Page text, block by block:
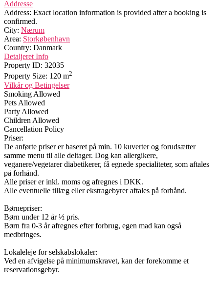
Addresse
Address: Exact location information is provided after a booking is
confirmed.
City: Nærum
Area: Storkøbenhavn
Country: Danmark
Detaljeret Info
Property ID: 32035
Property Size: 120 m2
Vilkår og Betingelser
Smoking Allowed
Pets Allowed
Party Allowed
Children Allowed
Cancellation Policy
Priser:
De anførte priser er baseret på min. 10 kuverter og forudsætter
samme menu til alle deltager. Dog kan allergikere,
veganere/vegetarer diabetikerer, få egnede specialiteter, som aftales
på forhånd.
Alle priser er inkl. moms og afregnes i DKK.
Alle eventuelle tillæg eller ekstragebyrer aftales på forhånd.
Børnepriser:
Børn under 12 år ½ pris.
Børn fra 0-3 år afregnes efter forbrug, egen mad kan også
medbringes.
Lokaleleje for selskabslokaler:
Ved en afvigelse på minimumskravet, kan der forekomme et
reservationsgebyr.